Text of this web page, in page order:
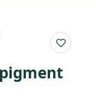
Do